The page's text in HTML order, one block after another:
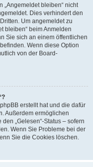
„Angemeldet bleiben“ nicht
Dies verhindert den
Um angemeldet zu
bleiben“ beim Anmelden
Sie sich an einem öffentlichen
Wenn diese Option
von der Board-
erstellt hat und die dafür
Außerdem ermöglichen
„Gelesen“-Status – sofern
Wenn Sie Probleme bei der
Sie die Cookies löschen.